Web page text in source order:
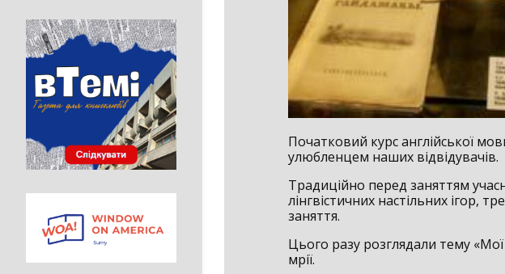
Початковий курс англійської
улюбленцем наших відвідувачів.
Традиційно перед заняттям
лінгвістичних настільних ігор,
заняття.
Цього разу розглядали тему
мрії.